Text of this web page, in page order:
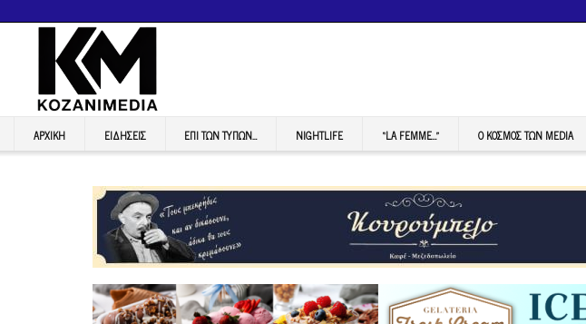
ΑΡΧΙΚΉ ΕΙΔΉΣΕΙΣ ΕΠI ΤΩΝ ΤΥΠΩΝ… NIGHTLIFE “LA FEMME…” Ο ΚΟΣΜΟΣ ΤΩΝ MEDIA